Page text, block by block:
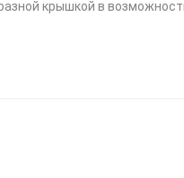
крышкой в